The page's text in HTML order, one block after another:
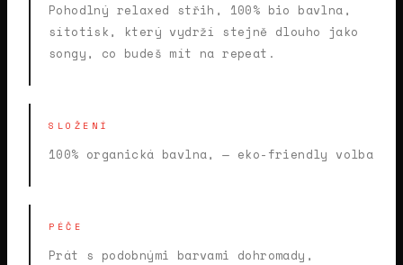
Pohodlný relaxed střih, 100% bio bavlna,
sítotisk, který vydrží stejně dlouho jako
songy, co budeš mít narepeat.
SLOŽENÍ
100% organická bavlna, — eko-friendly volba
PÉČE
Prát s podobnými barvami dohromady,